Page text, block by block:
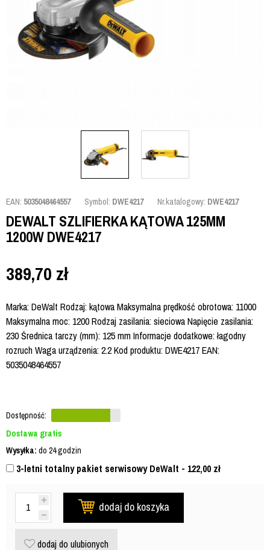
EAN: 5035048464557 Symbol: DWE4217 Nr.katalogowy: DWE4217
DEWALT SZLIFIERKA KĄTOWA 125MM
1200W DWE4217
389,70 zł
Marka: DeWalt Rodzaj: kątowa Maksymalna prędkość obrotowa: 11000
Maksymalna moc: 1200 Rodzaj zasilania: sieciowa Napięcie zasilania:
230 Średnica tarczy (mm): 125 mm Informacje dodatkowe: łagodny
rozruch Waga urządzenia: 2.2 Kod produktu: DWE4217 EAN:
5035048464557
Dostępność:
Dostawa gratis
Wysyłka: do 24 godzin
3-letni totalny pakiet serwisowy DeWalt - 122,00 zł
dodaj do koszyka
dodaj do ulubionych